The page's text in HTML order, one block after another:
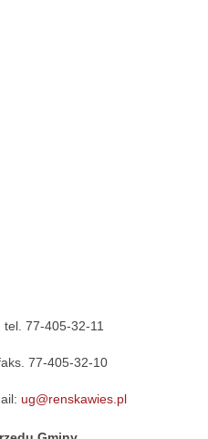
tel. 77-405-32-11
77-405-32-10
ug@renskawies.pl